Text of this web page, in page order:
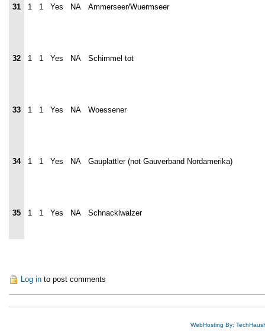
31 1 1 Yes NA Ammerseer/Wuermseer
32 1 1 Yes NA Schimmel tot
33 1 1 Yes NA Woessener
34 1 1 Yes NA Gauplattler (not Gauverband Nordamerika)
35 1 1 Yes NA Schnacklwalzer
Log in to post comments
WebHosting By: